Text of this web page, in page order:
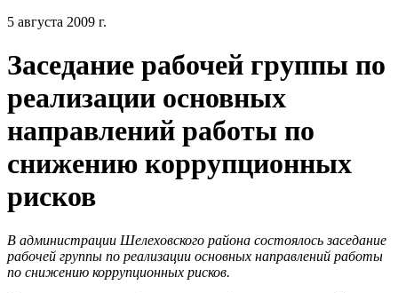
5 августа 2009 г.
Заседание рабочей группы по
реализации основных
направлений работы по
снижению коррупционных
рисков
В администрации Шелеховского района состоялось заседание
рабочей группы по реализации основных направлений работы
по снижению коррупционных рисков.